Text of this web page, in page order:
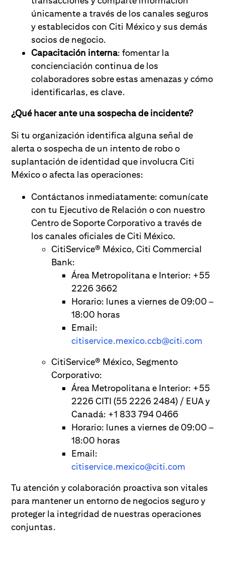
únicamente a través de los canales seguros
y establecidos con Citi México y sus demás
socios de negocio.
Capacitación interna: fomentar la
concienciación continua de los
colaboradores sobre estas amenazas y cómo
identificarlas, es clave.
¿Qué hacer ante una sospecha de incidente?
Si tu organización identifica alguna señal de
alerta o sospecha de un intento de robo o
suplantación de identidad que involucra Citi
México o afecta las operaciones:
Contáctanos inmediatamente: comunícate
con tu Ejecutivo de Relación o con nuestro
Centro de Soporte Corporativo a través de
los canales oficiales de Citi México.
CitiService® México, Citi Commercial
Bank:
Área Metropolitana e Interior: +55
2226 3662
Horario: lunes a viernes de 09:00 –
18:00 horas
Email:
citiservice.mexico.ccb@citi.com
CitiService® México, Segmento
Corporativo:
Área Metropolitana e Interior: +55
2226 CITI (55 2226 2484) / EUA y
Canadá: +1 833 794 0466
Horario: lunes a viernes de 09:00 –
18:00 horas
Email:
citiservice.mexico@citi.com
Tu atención y colaboración proactiva son vitales
para mantener un entorno de negocios seguro y
proteger la integridad de nuestras operaciones
conjuntas.